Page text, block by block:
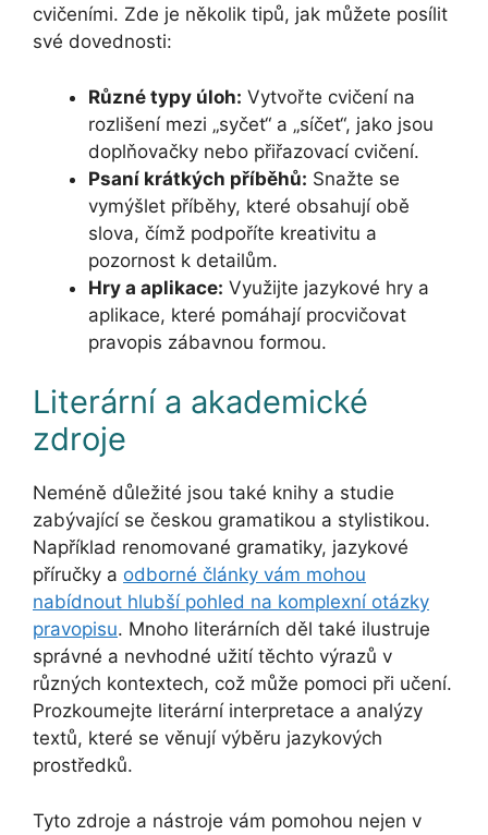
cvičeními. Zde je několik tipů, jak můžete posílit
své dovednosti:
Různé typy úloh: Vytvořte cvičení na
rozlišení mezi „syčet“ a „síčet“, jako jsou
doplňovačky nebo přiřazovací cvičení.
Psaní krátkých příběhů: Snažte se
vymýšlet příběhy, které obsahují obě
slova, čímž podpoříte kreativitu a
pozornost k detailům.
Hry a aplikace: Využijte jazykové hry a
aplikace, které pomáhají procvičovat
pravopis zábavnou formou.
Literární a akademické
zdroje
Neméně důležité jsou také knihy a studie
zabývající se českou gramatikou a stylistikou.
Například renomované gramatiky, jazykové
příručky a odborné články vám mohou
nabídnout hlubší pohled na komplexní otázky
pravopisu. Mnoho literárních děl také ilustruje
správné a nevhodné užití těchto výrazů v
různých kontextech, což může pomoci při učení.
Prozkoumejte literární interpretace a analýzy
textů, které se věnují výběru jazykových
prostředků.
Tyto zdroje a nástroje vám pomohou nejen v